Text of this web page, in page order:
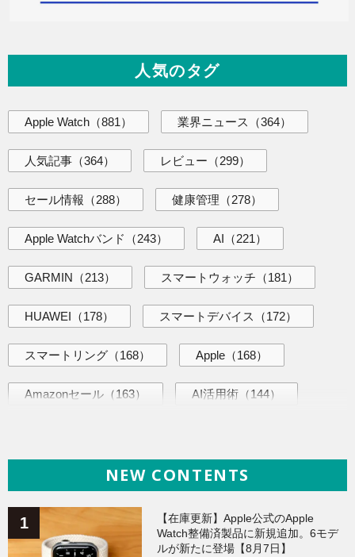
人気のタグ
Apple Watch （881） 業界ニュース （364）
人気記事 （364） レビュー （299）
セール情報 （288） 健康管理 （278）
Apple Watchバンド （243） AI （221）
GARMIN （213） スマートウォッチ （181）
HUAWEI （178） スマートデバイス （172）
スマートリング （168） Apple （168）
Amazonセール （163） AI活用術 （144）
（138） ガジェット（135）
Galaxy（134） ワークアウト （131）
AppleWatchアクセサリー（124） Fitbit （121）
NEW CONTENTS
【在庫更新】Apple公式のApple
Watch整備済製品に新規追加。6モデ
ルが新たに登場【8月7日】